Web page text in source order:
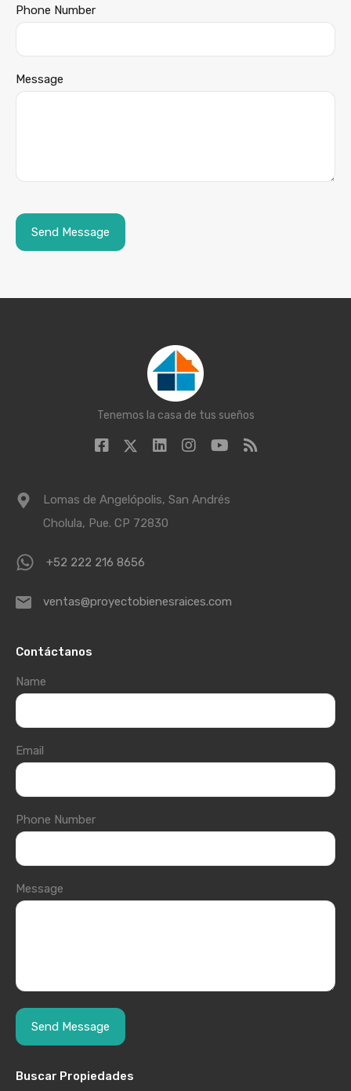
Phone Number
Message
Tenemos la casa de tus sueños
Lomas de Angelópolis, San Andrés
Cholula, Pue. CP 72830
+52 222 216 8656
ventas@proyectobienesraices.com
Contáctanos
Name
Email
Phone Number
Message
Buscar Propiedades